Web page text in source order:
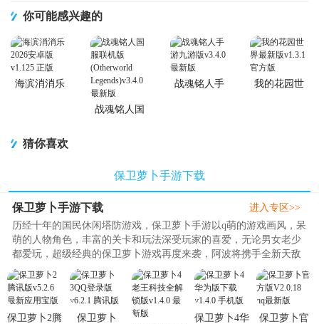
你可能感兴趣的
海滨消消乐
战魂铭人国
战魂铭人手
我的花园世
猜你喜欢
保卫萝卜手游下载
保卫萝卜手游下载
历经十年的国民休闲塔防游戏，保卫萝卜手游以q萌的游戏画风，呆
萌的人物角色，丰富的关卡和玩法深受玩家的喜爱，无论男女老少
都爱玩，超级经典的保卫萝卜游戏再度来袭，阿波将携手全新天敌
呆呆兔，一起演绎精彩对决，精品下载站j9p专门为喜爱保卫萝卜游
戏的玩家整理了所有版本分享给大家，包含了保卫萝卜1，保卫萝卜
2，保卫萝卜3和保卫萝卜4，后续将更新更多版本给大家爱保卫萝卜
的朋友一定要多关注本页面哟。..
进入专区>>
保卫萝卜2腾
保卫萝卜
保卫萝卜4华
保卫萝卜官